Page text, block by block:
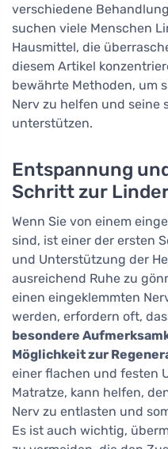
verschiedene
suchen viele Menschen
Hausmittel, die
diesem Artikel
bewährte Methoden, um
Nerv zu helfen und seine
unterstützen.
Entspannung
Schritt zur
Wenn Sie von einem
sind, ist einer der ersten
und Unterstützung der
ausreichend Ruhe zu
einen eingeklemmten
werden, erfordern oft,
besondere
Möglichkeit zur
einer flachen und festen
Matratze, kann helfen,
Nerv zu entlasten und
Es ist auch wichtig,